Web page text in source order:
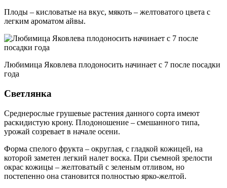
Плоды – кисловатые на вкус, мякоть – желтоватого цвета с
легким ароматом айвы.
Любимица Яковлева плодоносить начинает с 7 после посадки
года
Светлянка
Среднерослые грушевые растения данного сорта имеют
раскидистую крону. Плодоношение – смешанного типа,
урожай созревает в начале осени.
Форма спелого фрукта – округлая, с гладкой кожицей, на
которой заметен легкий налет воска. При съемной зрелости
окрас кожицы – желтоватый с зеленым отливом, но
постепенно она становится полностью ярко-желтой.